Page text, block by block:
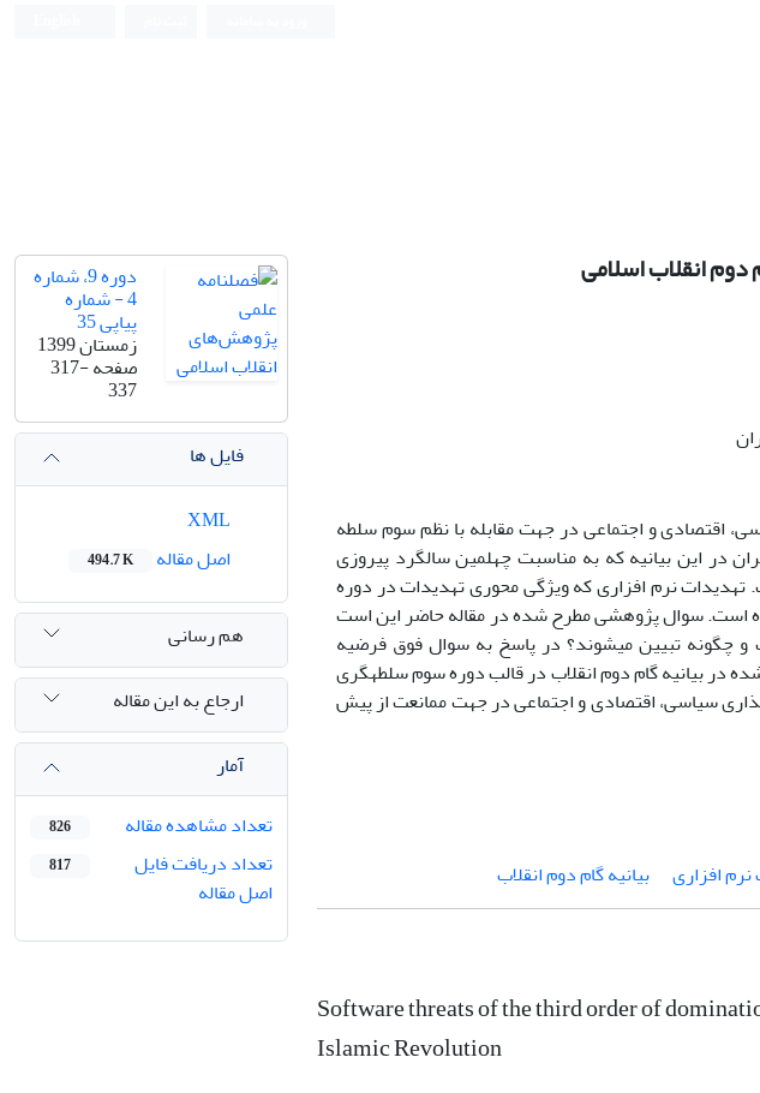
انقلاب اسلامی
اقتصادی و اجتماعی در جهت مقابله با نظم سوم سلطه
در این بیانیه که به مناسبت چهلمین سالگرد پیروزی
نرم افزاری که ویژگی محوری تهدیدات در دوره
است. سوال پژوهشی مطرح شده در مقاله حاضر این است
و چگونه تبیین می­شوند؟ در پاسخ به سوال فوق فرضیه
در بیانیه گام دوم انقلاب در قالب دوره سوم سلطه­گری
سیاسی، اقتصادی و اجتماعی در جهت ممانعت از پیش
افزاری بیانیه گام دوم انقلاب
Software threats of the third order of
Islamic Revolution
دوره 9، شماره
4 - شماره
پیاپی 35
زمستان 1399
صفحه317-
337
فایل ها
اصل مقاله
494.7 K
هم رسانی
ارجاع به این مقاله
آمار
تعداد مشاهده مقاله
826
تعداد دریافت فایل
اصل مقاله
817